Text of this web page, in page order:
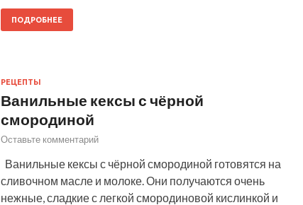
ПОДРОБНЕЕ
РЕЦЕПТЫ
Ванильные кексы с чёрной
смородиной
Оставьте комментарий
Ванильные кексы с чёрной смородиной готовятся на
сливочном масле и молоке. Они получаются очень
нежные, сладкие с легкой смородиновой кислинкой и